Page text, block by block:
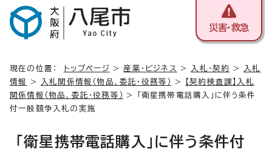
災害・救急
現在の位置： トップページ > 産業・ビジネス > 入札・契約 >
入札
情報
> 入札関係情報（物品、委託・役務等） >
【契約検査課】入札
関係情報（物品、委託・役務等）
> 「衛星携帯電話購入」に伴う条件
付一般競争入札の実施
「衛星携帯電話購入」に伴う条件付